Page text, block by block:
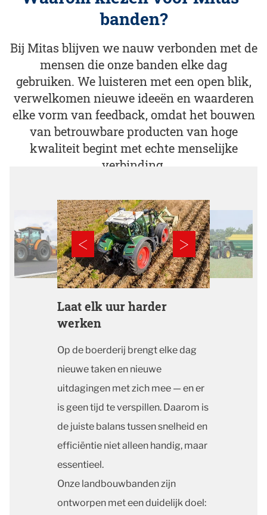
banden?
Bij Mitas blijven we nauw verbonden met de
mensen die onze banden elke dag
gebruiken. We luisteren met een open blik,
verwelkomen nieuwe ideeën en waarderen
elke vorm van feedback, omdat het bouwen
van betrouwbare producten van hoge
kwaliteit begint met echte menselijke
verbinding.
Laat elk uur harder
werken
Op de boerderij brengt elke dag
nieuwe taken en nieuwe
uitdagingen met zich mee — en er
is geen tijd te verspillen. Daarom is
de juiste balans tussen snelheid en
efficiëntie niet alleen handig, maar
essentieel.
Onze landbouwbanden zijn
ontworpen met een duidelijk doel: